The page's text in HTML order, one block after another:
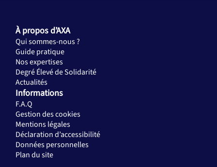
À propos d’AXA
Qui sommes-nous ?
Guide pratique
Nos expertises
Degré Élevé de Solidarité
Actualités
Informations
F.A.Q
Gestion des cookies
Mentions légales
Déclaration d’accessibilité
Données personnelles
Plan du site